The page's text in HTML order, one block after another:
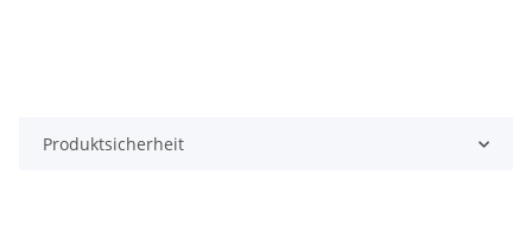
Produktsicherheit